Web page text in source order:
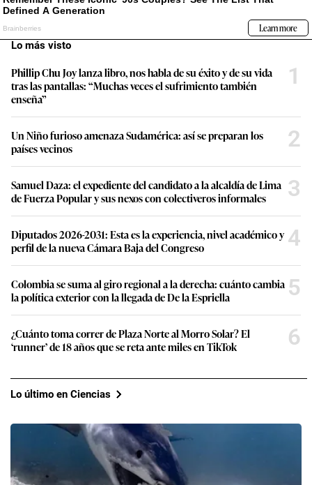
Lo más visto
Phillip Chu Joy lanza libro, nos habla de su éxito y de su vida
tras las pantallas: “Muchas veces el sufrimiento también
enseña”
1
Un Niño furioso amenaza Sudamérica: así se preparan los
países vecinos
2
Samuel Daza: el expediente del candidato a la alcaldía de Lima
de Fuerza Popular y sus nexos con colectiveros informales
3
Diputados 2026-2031: Esta es la experiencia, nivel académico y
perfil de la nueva Cámara Baja del Congreso
4
Colombia se suma al giro regional a la derecha: cuánto cambia
la política exterior con la llegada de De la Espriella
5
¿Cuánto toma correr de Plaza Norte al Morro Solar? El
‘runner’ de 18 años que se reta ante miles en TikTok
6
Lo último en Ciencias